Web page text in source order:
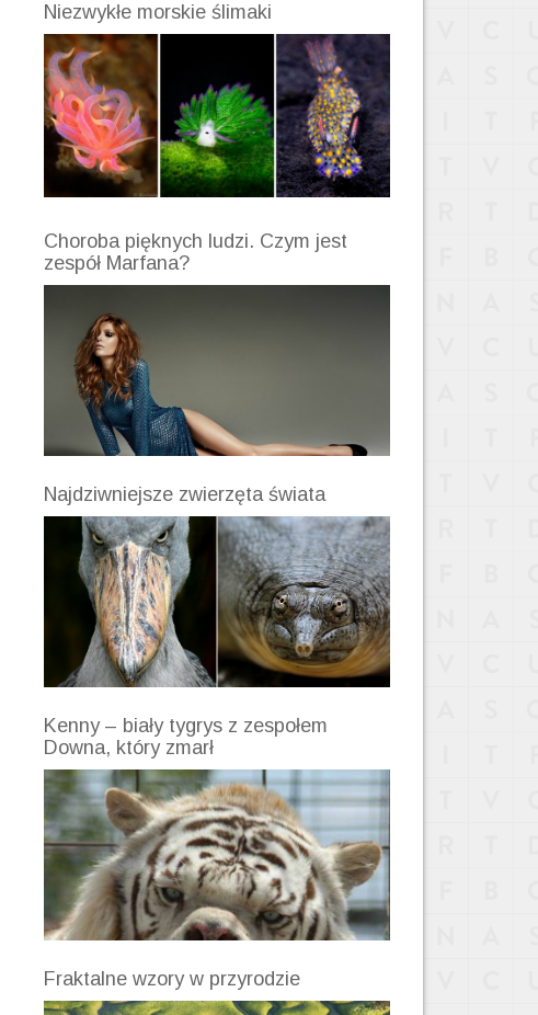
Niezwykłe morskie ślimaki
Choroba pięknych ludzi. Czym jest
zespół Marfana?
Najdziwniejsze zwierzęta świata
Kenny – biały tygrys z zespołem
Downa, który zmarł
Fraktalne wzory w przyrodzie